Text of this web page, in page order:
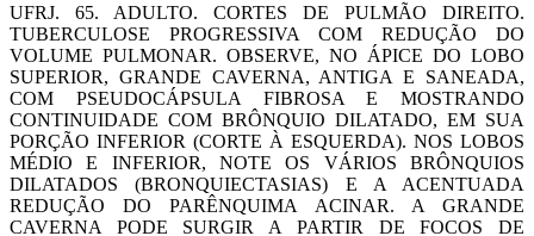
UFRJ. 65. ADULTO. CORTES DE PULMÃO DIREITO.
TUBERCULOSE PROGRESSIVA COM REDUÇÃO DO
VOLUME PULMONAR. OBSERVE, NO ÁPICE DO LOBO
SUPERIOR, GRANDE CAVERNA, ANTIGA E SANEADA,
COM PSEUDOCÁPSULA FIBROSA E MOSTRANDO
CONTINUIDADE COM BRÔNQUIO DILATADO, EM SUA
PORÇÃO INFERIOR (CORTE À ESQUERDA). NOS LOBOS
MÉDIO E INFERIOR, NOTE OS VÁRIOS BRÔNQUIOS
DILATADOS (BRONQUIECTASIAS) E A ACENTUADA
REDUÇÃO DO PARÊNQUIMA ACINAR. A GRANDE
CAVERNA PODE SURGIR A PARTIR DE FOCOS DE